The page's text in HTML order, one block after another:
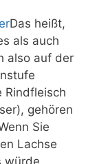
Das heißt,
als auch
also auf der
Rindfleisch
gehören
Sie
Lachse
würde